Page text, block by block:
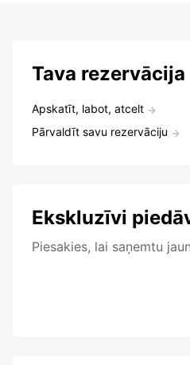
Tava rezervācija
Apskatīt, labot, atcelt
Pārvaldīt savu rezervāciju
Ekskluzīvi
Piesakies, lai saņemtu